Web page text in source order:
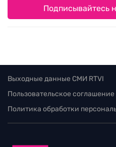
Подписывайтесь
Выходные данные СМИ RTVI
Пользовательское соглашение
Политика обработки